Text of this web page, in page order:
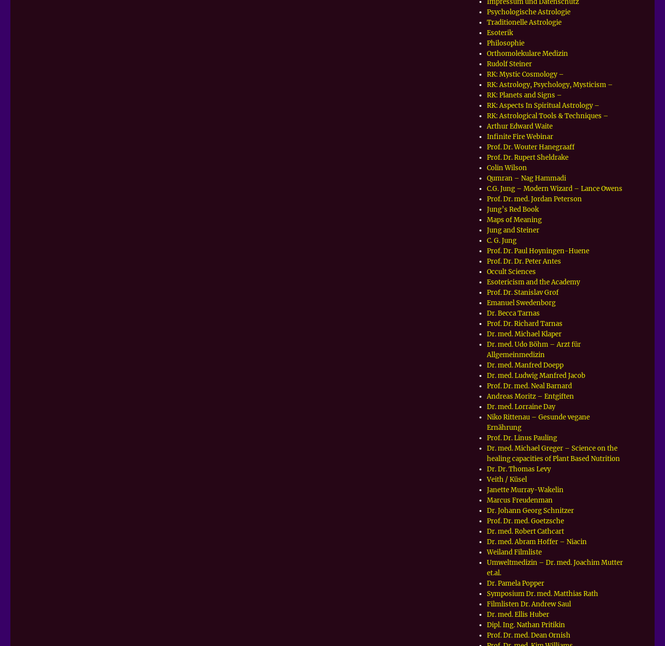
Psychologische Astrologie
Traditionelle Astrologie
Esoterik
Philosophie
Orthomolekulare Medizin
Rudolf Steiner
RK: Mystic Cosmology –
RK: Astrology, Psychology, Mysticism –
RK: Planets and Signs –
RK: Aspects In Spiritual Astrology –
RK: Astrological Tools & Techniques –
Arthur Edward Waite
Infinite Fire Webinar
Prof. Dr. Wouter Hanegraaff
Prof. Dr. Rupert Sheldrake
Colin Wilson
Qumran – Nag Hammadi
C.G. Jung – Modern Wizard – Lance Owens
Prof. Dr. med. Jordan Peterson
Jung’s Red Book
Maps of Meaning
Jung and Steiner
C. G. Jung
Prof. Dr. Paul Hoyningen-Huene
Prof. Dr. Dr. Peter Antes
Occult Sciences
Esotericism and the Academy
Prof. Dr. Stanislav Grof
Emanuel Swedenborg
Dr. Becca Tarnas
Prof. Dr. Richard Tarnas
Dr. med. Michael Klaper
Dr. med. Udo Böhm – Arzt für
Allgemeinmedizin
Dr. med. Manfred Doepp
Dr. med. Ludwig Manfred Jacob
Prof. Dr. med. Neal Barnard
Andreas Moritz – Entgiften
Dr. med. Lorraine Day
Niko Rittenau – Gesunde vegane
Ernährung
Prof. Dr. Linus Pauling
Dr. med. Michael Greger – Science on the
healing capacities of Plant Based Nutrition
Dr. Dr. Thomas Levy
Veith / Küsel
Janette Murray-Wakelin
Marcus Freudenman
Dr. Johann Georg Schnitzer
Prof. Dr. med. Goetzsche
Dr. med. Robert Cathcart
Dr. med. Abram Hoffer – Niacin
Weiland Filmliste
Umweltmedizin – Dr. med. Joachim Mutter
et.al.
Dr. Pamela Popper
Symposium Dr. med. Matthias Rath
Filmlisten Dr. Andrew Saul
Dr. med. Ellis Huber
Dipl. Ing. Nathan Pritikin
Prof. Dr. med. Dean Ornish